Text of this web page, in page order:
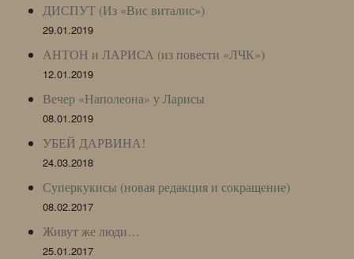
ДИСПУТ (Из «Вис виталис»)
29.01.2019
АНТОН и ЛАРИСА (из повести «ЛЧК»)
12.01.2019
Вечер «Наполеона» у Ларисы
08.01.2019
УБЕЙ ДАРВИНА!
24.03.2018
Суперкукисы (новая редакция и сокращение)
08.02.2017
Живут же люди…
25.01.2017